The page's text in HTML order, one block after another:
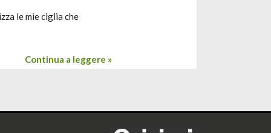
le mie ciglia che
Continua a leggere »